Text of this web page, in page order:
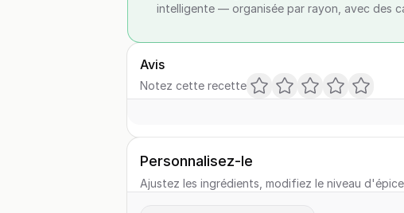
intelligente — organisée par rayon, avec des
Avis
Notez cette recette
Personnalisez-le
Ajustez les ingrédients, modifiez le niveau